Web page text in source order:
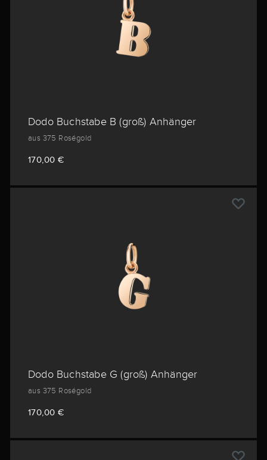
Dodo Buchstabe B (groß) Anhänger
aus 375 Roségold
170,00 €
Dodo Buchstabe G (groß) Anhänger
aus 375 Roségold
170,00 €